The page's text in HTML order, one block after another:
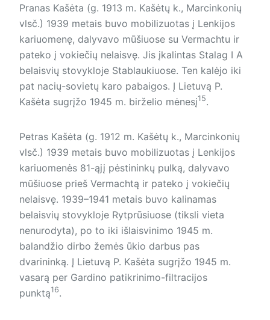
Pranas Kašėta (g. 1913 m. Kašėtų k., Marcinkonių
vlsč.) 1939 metais buvo mobilizuotas į Lenkijos
kariuomenę, dalyvavo mūšiuose su Vermachtu ir
pateko į vokiečių nelaisvę. Jis įkalintas Stalag I A
belaisvių stovykloje Stablaukiuose. Ten kalėjo iki
pat nacių-sovietų karo pabaigos. Į Lietuvą P.
Kašėta sugrįžo 1945 m. birželio mėnesį15.
Petras Kašėta (g. 1912 m. Kašėtų k., Marcinkonių
vlsč.) 1939 metais buvo mobilizuotas į Lenkijos
kariuomenės 81-ąjį pėstininkų pulką, dalyvavo
mūšiuose prieš Vermachtą ir pateko į vokiečių
nelaisvę. 1939–1941 metais buvo kalinamas
belaisvių stovykloje Rytprūsiuose (tiksli vieta
nenurodyta), po to iki išlaisvinimo 1945 m.
balandžio dirbo žemės ūkio darbus pas
dvarininką. Į Lietuvą P. Kašėta sugrįžo 1945 m.
vasarą per Gardino patikrinimo-filtracijos
punktą16.